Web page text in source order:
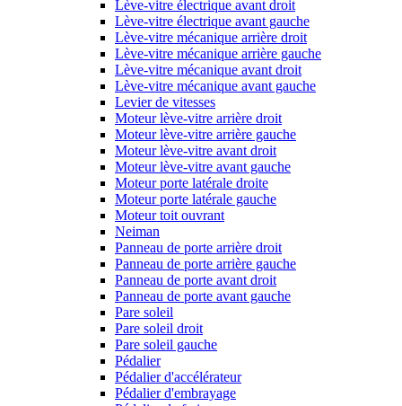
Lève-vitre électrique avant droit
Lève-vitre électrique avant gauche
Lève-vitre mécanique arrière droit
Lève-vitre mécanique arrière gauche
Lève-vitre mécanique avant droit
Lève-vitre mécanique avant gauche
Levier de vitesses
Moteur lève-vitre arrière droit
Moteur lève-vitre arrière gauche
Moteur lève-vitre avant droit
Moteur lève-vitre avant gauche
Moteur porte latérale droite
Moteur porte latérale gauche
Moteur toit ouvrant
Neiman
Panneau de porte arrière droit
Panneau de porte arrière gauche
Panneau de porte avant droit
Panneau de porte avant gauche
Pare soleil
Pare soleil droit
Pare soleil gauche
Pédalier
Pédalier d'accélérateur
Pédalier d'embrayage